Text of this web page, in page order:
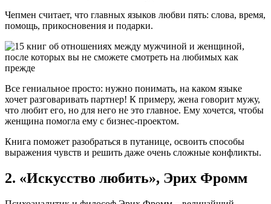
Чепмен считает, что главных языков любви пять: слова, время,
помощь, прикосновения и подарки.
Все гениальное просто: нужно понимать, на каком языке
хочет разговаривать партнер! К примеру, жена говорит мужу,
что любит его, но для него не это главное. Ему хочется, чтобы
женщина помогла ему с бизнес-проектом.
Книга поможет разобраться в путанице, освоить способы
выражения чувств и решить даже очень сложные конфликты.
2. «Искусство любить», Эрих Фромм